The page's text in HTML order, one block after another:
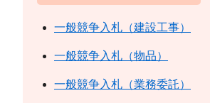
一般競争入札（建設工事）
一般競争入札（物品）
一般競争入札（業務委託）